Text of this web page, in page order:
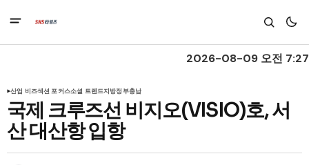
2026-08-09 오전 7:27
산업 비즈섹션 포커스소셜 트렌드지방정부충남
국제 크루즈선 비지오(VISIO)호, 서
산 대산항 입항